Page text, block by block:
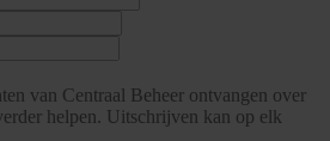
van Centraal Beheer ontvangen over
helpen. Uitschrijven kan op elk